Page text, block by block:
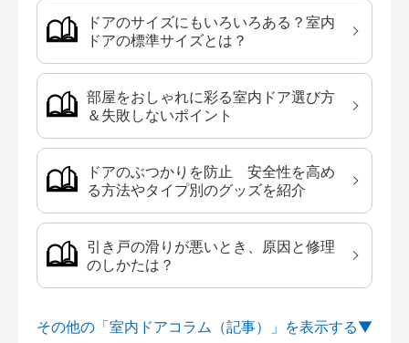
ドアのサイズにもいろいろある？室内
ドアの標準サイズとは？
部屋をおしゃれに彩る室内ドア選び方
＆失敗しないポイント
ドアのぶつかりを防止 安全性を高め
る方法やタイプ別のグッズを紹介
引き戸の滑りが悪いとき、原因と修理
のしかたは？
その他の「室内ドアコラム（記事）」を